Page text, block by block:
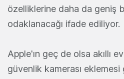
özelliklerine daha da geniş
odaklanacağı ifade ediliyor.
Apple'ın geç de olsa akıllı
güvenlik kamerası eklemesi